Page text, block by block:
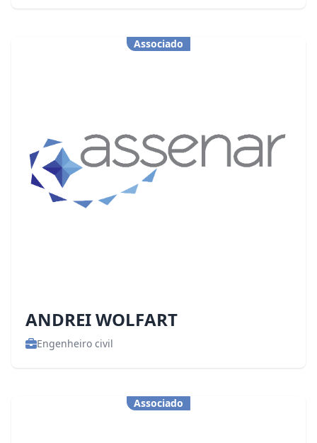
Associado
ANDREI WOLFART
Engenheiro civil
Associado